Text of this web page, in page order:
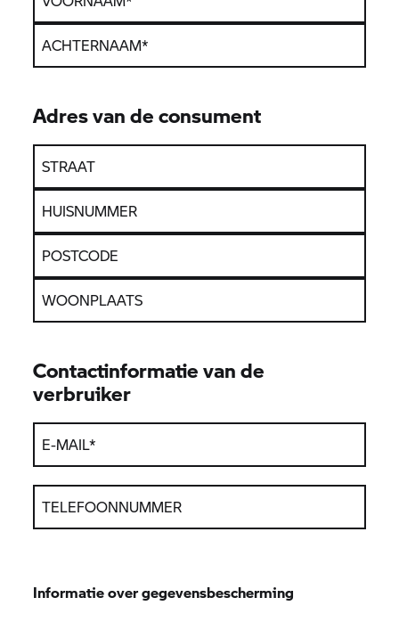
ACHTERNAAM*
Adres van de consument
STRAAT
HUISNUMMER
POSTCODE
WOONPLAATS
Contactinformatie van de
verbruiker
E-MAIL*
TELEFOONNUMMER
Informatie over gegevensbescherming